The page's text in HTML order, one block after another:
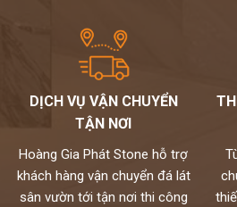
kho đá hoàng gia phát là nhà phân
chuyên nghiệp. Hiện nay, chúng tôi
tranh đá tự nhiên ốp tường cao cấp
và kích thước đa dạng. Toàn bộ đều
các nhà cung cấp hàng đầu thế giới
một quy trình
Mọi nhu cầu, xin vui lòng liên
DỊCH VỤ VẬN CHUYỂN
TẬN NƠI
Hoàng Gia Phát Stone hỗ trợ
khách hàng vận chuyển đá lát
sân vườn tới tận nơi thi công